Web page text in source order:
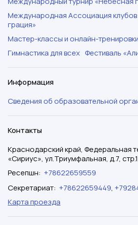
Международная Ассоциация
грация»
Мастер-классы и онлайн-тренировки
Гимнастика для всех Фестиваль
Информация
Сведения об образовательной
Контакты
Краснодарский край, Федеральная
«Сириус», ул.Триумфальная, д.7, стр.1
Ресепшн: +78622659559
Секретариат: +78622659449,
Карта проезда